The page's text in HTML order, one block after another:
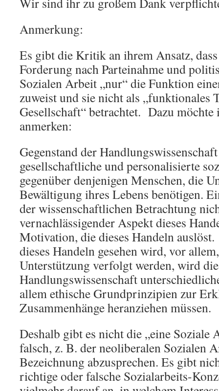
Anmerkung:
Es gibt die Kritik an ihrem Ansatz,
Forderung nach Parteinahme und
Sozialen Arbeit „nur“ die Funktion
zuweist und sie nicht als „funktionales
Gesellschaft“ betrachtet. Dazu möchte
anmerken:
Gegenstand der
gesellschaftliche und personalisierte
gegenüber denjenigen Menschen, die
Bewältigung ihres Lebens benötigen.
der wissenschaftlichen Betrachtung
vernachlässigender Aspekt dieses
Motivation, die dieses Handeln
dieses Handeln gesehen wird, vor
Unterstützung verfolgt werden, wird die
Handlungswissenschaft
allem ethische Grundprinzipien zur
Zusammenhänge heranziehen müssen.
Deshalb gibt es nicht die „eine Soziale
falsch, z. B. der neoliberalen Sozialen
Bezeichnung abzusprechen. Es gibt
richtige oder falsche Sozialarbeits-